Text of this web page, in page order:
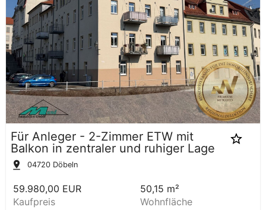
Für Anleger - 2-Zimmer ETW mit
Balkon in zentraler und ruhiger Lage
04720 Döbeln
59.980,00 EUR
Kaufpreis
50,15 m²
Wohnfläche